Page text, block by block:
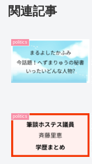
関連記事
politics
politics